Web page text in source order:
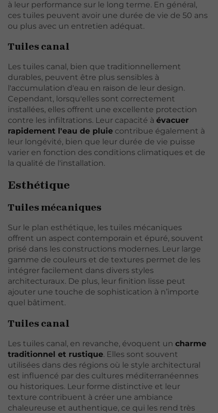
à leur performance sur le long terme. En général,
ces tuiles peuvent avoir une durée de vie de 50 ans
ou plus avec un entretien adéquat.
Tuiles canal
Les tuiles canal, bien que traditionnellement
durables, peuvent être plus sensibles à
l'accumulation d'eau en raison de leur design.
Cependant, lorsqu'elles sont correctement
installées, elles offrent une excellente protection
contre les infiltrations. Leur capacité à évacuer
rapidement l'eau de pluie contribue également à
leur longévité, bien que leur durée de vie puisse
varier en fonction des conditions climatiques et de
la qualité de l'installation.
Esthétique
Tuiles mécaniques
Sur le plan esthétique, les tuiles mécaniques
offrent un aspect contemporain et épuré, souvent
prisé dans les constructions modernes. Leur large
gamme de couleurs et de textures permet de les
intégrer facilement dans divers styles
architecturaux. De plus, leur finition lisse peut
ajouter une touche de sophistication à n’importe
quel bâtiment.
Tuiles canal
Les tuiles canal, en revanche, évoquent un charme
traditionnel et rustique. Elles sont souvent
utilisées dans des régions où le style architectural
est influencé par des cultures méditerranéennes
ou historiques. Leur forme distinctive et leur
texture contribuent à créer une ambiance
chaleureuse et authentique, ce qui les rend très